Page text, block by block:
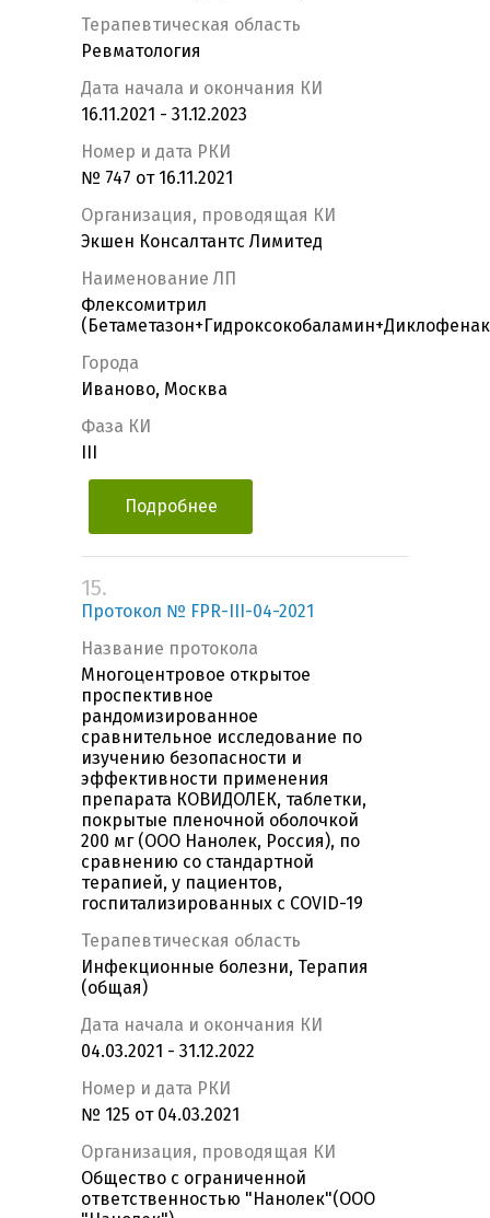
Терапевтическая область
Ревматология
Дата начала и окончания КИ
16.11.2021 - 31.12.2023
Номер и дата РКИ
№ 747 от 16.11.2021
Организация, проводящая КИ
Экшен Консалтантс Лимитед
Наименование ЛП
Флексомитрил
Города
Иваново, Москва
Фаза КИ
Подробнее
15.
Протокол № FPR-III-04-2021
Название протокола
Многоцентровое открытое
проспективное
рандомизированное
сравнительное исследование по
изучению безопасности и
эффективности применения
препарата КОВИДОЛЕК, таблетки,
покрытые пленочной оболочкой
200 мг (ООО Нанолек, Россия), по
сравнению со стандартной
терапией, у пациентов,
госпитализированных c COVID-19
Терапевтическая область
Инфекционные болезни, Терапия
(общая)
Дата начала и окончания КИ
04.03.2021 - 31.12.2022
Номер и дата РКИ
№ 125 от 04.03.2021
Организация, проводящая КИ
Общество с ограниченной
ответственностью "Нанолек"(ООО